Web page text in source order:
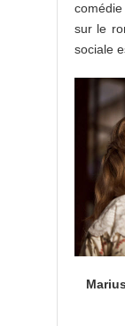
sur le
sociale